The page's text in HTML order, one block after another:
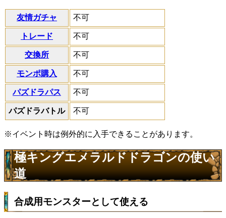
友情ガチャ 不可
トレード 不可
交換所 不可
モンポ購入 不可
パズドラパス 不可
パズドラバトル 不可
※イベント時は例外的に入手できることがあります。
極キングエメラルドドラゴンの使い
道
合成用モンスターとして使える